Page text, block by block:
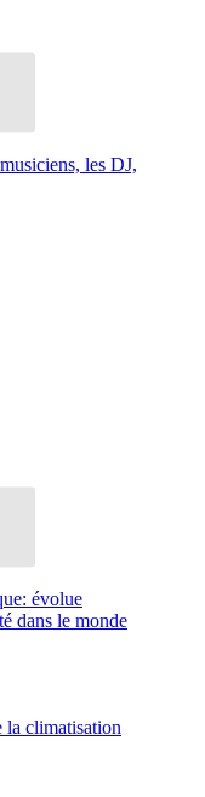
les DJ,
évolue
dans le monde
la climatisation